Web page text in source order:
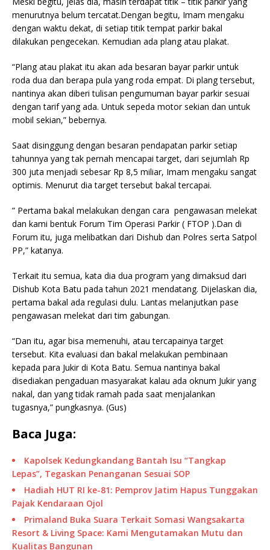
menurutnya belum tercatat.Dengan begitu, Imam mengaku
dengan waktu dekat, di setiap titik tempat parkir bakal
dilakukan pengecekan. Kemudian ada plang atau plakat.
“Plang atau plakat itu akan ada besaran bayar parkir untuk
roda dua dan berapa pula yang roda empat. Di plang tersebut,
nantinya akan diberi tulisan pengumuman bayar parkir sesuai
dengan tarif yang ada. Untuk sepeda motor sekian dan untuk
mobil sekian,” bebernya.
Saat disinggung dengan besaran pendapatan parkir setiap
tahunnya yang tak pernah mencapai target, dari sejumlah Rp
300 juta menjadi sebesar Rp 8,5 miliar, Imam mengaku sangat
optimis. Menurut dia target tersebut bakal tercapai.
” Pertama bakal melakukan dengan cara pengawasan melekat
dan kami bentuk Forum Tim Operasi Parkir ( FTOP ).Dan di
Forum itu, juga melibatkan dari Dishub dan Polres serta Satpol
PP,” katanya.
Terkait itu semua, kata dia dua program yang dimaksud dari
Dishub Kota Batu pada tahun 2021 mendatang. Dijelaskan dia,
pertama bakal ada regulasi dulu. Lantas melanjutkan pase
pengawasan melekat dari tim gabungan.
“Dan itu, agar bisa memenuhi, atau tercapainya target
tersebut. Kita evaluasi dan bakal melakukan pembinaan
kepada para Jukir di Kota Batu. Semua nantinya bakal
disediakan pengaduan masyarakat kalau ada oknum Jukir yang
nakal, dan yang tidak ramah pada saat menjalankan
tugasnya,” pungkasnya. (Gus)
Baca Juga:
Kapolsek Kedungkandang Bantah Isu “Tangkap
Lepas”, Tegaskan Penanganan Sesuai SOP
Hadiah HUT RI ke-81: Pemprov Jatim Hapus Tunggakan
Pajak Kendaraan Ojol
Primaland Buka Suara Terkait Somasi Wangsakarta
Resort & Living Space: Kami Mengutamakan Mutu dan
Kualitas Bangunan